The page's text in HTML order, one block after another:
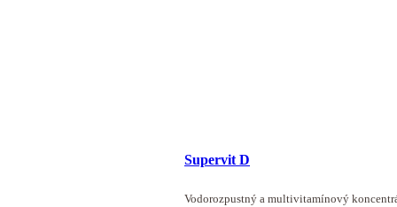
Supervit D
Vodorozpustný a multivitamínový